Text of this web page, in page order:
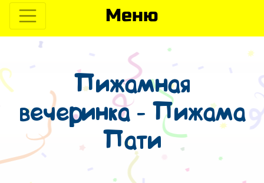
Меню
Пижамная
вечеринка - Пижама
Пати